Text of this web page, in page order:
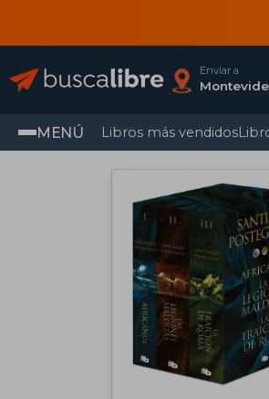
Enviar a
MENÚ Libros más vendidos